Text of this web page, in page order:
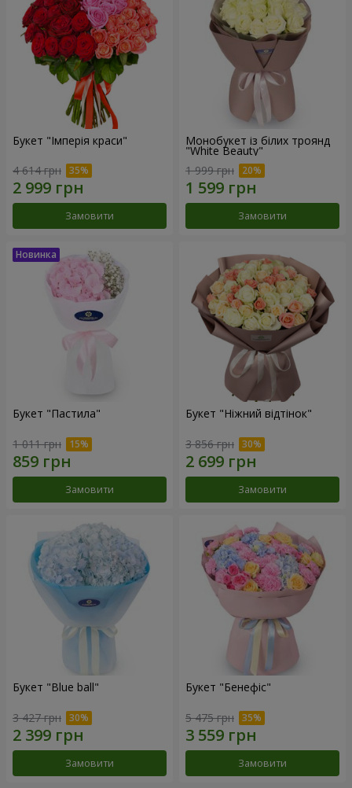
Букет "Імперія краси"
4 614 грн
Замовити
Монобукет із білих троянд
"White Beauty"
1 999 грн
Замовити
Букет "Пастила"
1 011 грн
Замовити
Букет "Ніжний відтінок"
3 856 грн
Замовити
Букет "Blue ball"
3 427 грн
Замовити
Букет "Бенефіс"
5 475 грн
Замовити